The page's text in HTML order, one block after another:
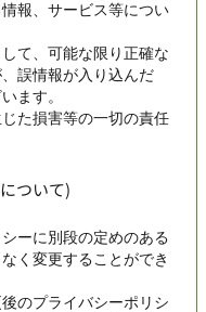
報、サービス等につい
て、可能な限り正確な
誤情報が入り込んだ
ます。
た損害等の一切の責任
ついて)
ーに別段の定めのある
く変更することができ
のプライバシーポリシ